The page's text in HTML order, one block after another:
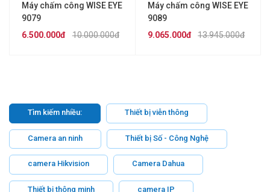
Máy chấm công WISE EYE
9079
10.000.000đ
6.500.000đ
Máy chấm công WISE EYE
9089
13.945.000đ
9.065.000đ
Tìm kiếm nhiều: Thiết bị viễn thông
Camera an ninh Thiết bị Số - Công Nghệ
camera Hikvision Camera Dahua
Thiết bị thông minh camera IP